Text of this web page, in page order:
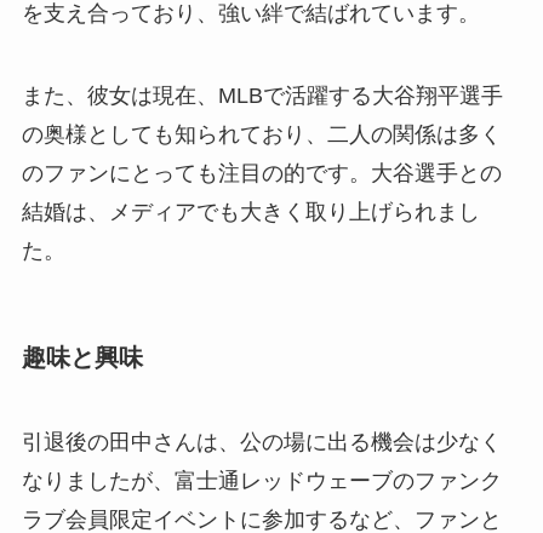
を支え合っており、強い絆で結ばれています。
また、彼女は現在、MLBで活躍する大谷翔平選手
の奥様としても知られており、二人の関係は多く
のファンにとっても注目の的です。大谷選手との
結婚は、メディアでも大きく取り上げられまし
た。
趣味と興味
引退後の田中さんは、公の場に出る機会は少なく
なりましたが、富士通レッドウェーブのファンク
ラブ会員限定イベントに参加するなど、ファンと